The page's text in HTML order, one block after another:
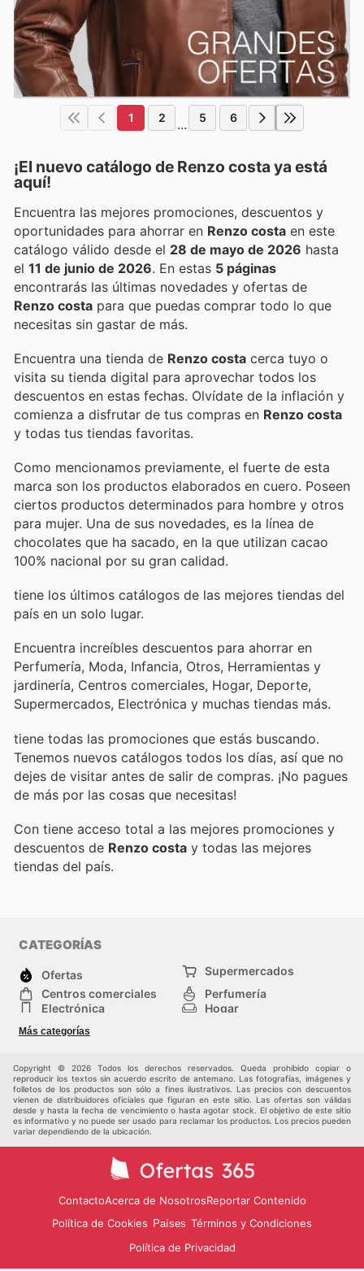
1 2 ... 5 6
¡El nuevo catálogo de Renzo costa ya está
aquí!
Encuentra las mejores promociones, descuentos y
oportunidades para ahorrar en Renzo costa en este
catálogo válido desde el 28 de mayo de 2026 hasta
el 11 de junio de 2026 . En estas 5 páginas
encontrarás las últimas novedades y ofertas de
Renzo costa para que puedas comprar todo lo que
necesitas sin gastar de más.
Encuentra una tienda de Renzo costa cerca tuyo o
visita su tienda digital para aprovechar todos los
descuentos en estas fechas. Olvídate de la inflación y
comienza a disfrutar de tus compras en Renzo costa
y todas tus tiendas favoritas.
Como mencionamos previamente, el fuerte de esta
marca son los productos elaborados en cuero. Poseen
ciertos productos determinados para hombre y otros
para mujer. Una de sus novedades, es la línea de
chocolates que ha sacado, en la que utilizan cacao
100% nacional por su gran calidad.
tiene los últimos catálogos de las mejores tiendas del
país en un solo lugar.
Encuentra increíbles descuentos para ahorrar en
Perfumería, Moda, Infancia, Otros, Herramientas y
jardinería, Centros comerciales, Hogar, Deporte,
Supermercados, Electrónica y muchas tiendas más.
tiene todas las promociones que estás buscando.
Tenemos nuevos catálogos todos los días, así que no
dejes de visitar antes de salir de compras. ¡No pagues
de más por las cosas que necesitas!
Con tiene acceso total a las mejores promociones y
descuentos de Renzo costa y todas las mejores
tiendas del país.
CATEGORÍAS
Ofertas
Supermercados
Centros comerciales
Perfumería
Electrónica
Hogar
Deporte
Moda
Más categorías
Copyright © 2026 Todos los derechos reservados. Queda prohibido copiar o
reproducir los textos sin acuerdo escrito de antemano. Las fotografías, imágenes y
folletos de los productos son sólo a fines ilustrativos. Las precios con descuentos
vienen de distribuidores oficiales que figuran en este sitio. Las ofertas son válidas
desde y hasta la fecha de vencimiento o hasta agotar stock. El objetivo de este sitio
es informativo y no puede ser usado para reclamar los productos. Los precios pueden
variar dependiendo de la ubicación.
ContactoAcerca de NosotrosReportar Contenido
Política de Cookies Países Términos y Condiciones
Política de Privacidad